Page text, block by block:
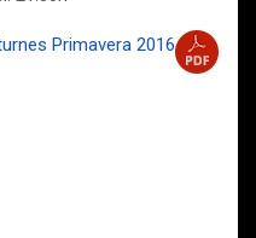
Primavera 2016